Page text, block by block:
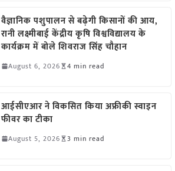
वैज्ञानिक पशुपालन से बढ़ेगी किसानों की आय,
रानी लक्ष्मीबाई केंद्रीय कृषि विश्वविद्यालय के
कार्यक्रम में बोले शिवराज सिंह चौहान
August 6, 2026 4 min read
आईसीएआर ने विकसित किया अफ्रीकी स्वाइन
फीवर का टीका
August 5, 2026 3 min read